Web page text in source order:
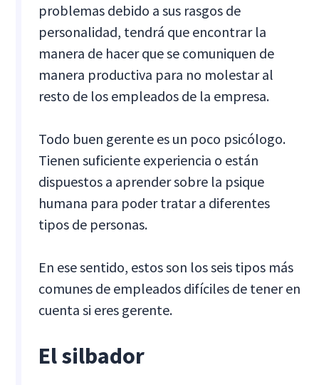
problemas debido a sus rasgos de
personalidad, tendrá que encontrar la
manera de hacer que se comuniquen de
manera productiva para no molestar al
resto de los empleados de la empresa.
Todo buen gerente es un poco psicólogo.
Tienen suficiente experiencia o están
dispuestos a aprender sobre la psique
humana para poder tratar a diferentes
tipos de personas.
En ese sentido, estos son los seis tipos más
comunes de empleados difíciles de tener en
cuenta si eres gerente.
El silbador